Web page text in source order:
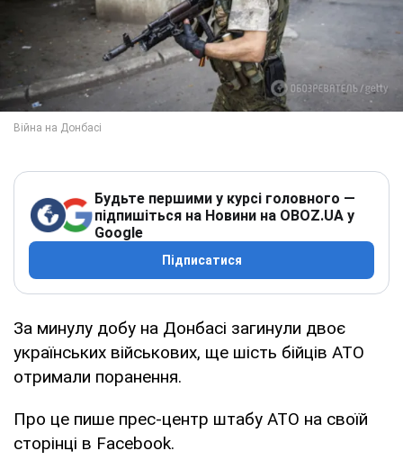
Будьте першими у курсі головного —
підпишіться на Новини на OBOZ.UA у
Google
Підписатися
За минулу добу на Донбасі загинули двоє
українських військових, ще шість бійців АТО
отримали поранення.
Про це пише прес-центр штабу АТО на своїй
сторінці в Facebook.